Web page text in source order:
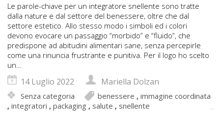
Le parole-chiave per un integratore snellente sono tratte
dalla nature e dal settore del benessere, oltre che dal
settore estetico. Allo stesso modo i simboli ed i colori
devono evocare un passaggio “morbido” e “fluido”, che
predispone ad abitudini alimentari sane, senza percepirle
come una rinuncia frustrante e punitiva. Per il logo ho scelto
un…
14 Luglio 2022 Mariella Dolzan
Senza categoria benessere , immagine coordinata
, integratori , packaging , salute , snellente